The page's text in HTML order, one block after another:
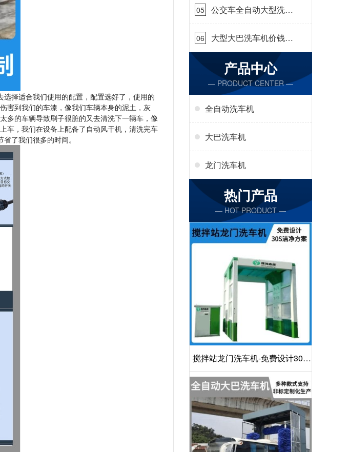
择适合我们使用的配置，配置选好了，使用的
害到我们的车漆，像我们车辆本身的泥土，灰
多的车辆导致刷子很脏的又去清洗下一辆车，像
车，我们在设备上配备了自动风干机，清洗完车
了我们很多的时间。
05
公交车全自动大型洗车
机什么价钱[隆茂鑫晟]
06
大型大巴洗车机价钱怎
么样[隆茂鑫晟]
产品中心
— PRODUCT CENTER —
全自动洗车机
大巴洗车机
龙门洗车机
热门产品
— HOT PRODUCT —
搅拌站龙门洗车机-免费设计30S
洁净方案[隆茂鑫晟]